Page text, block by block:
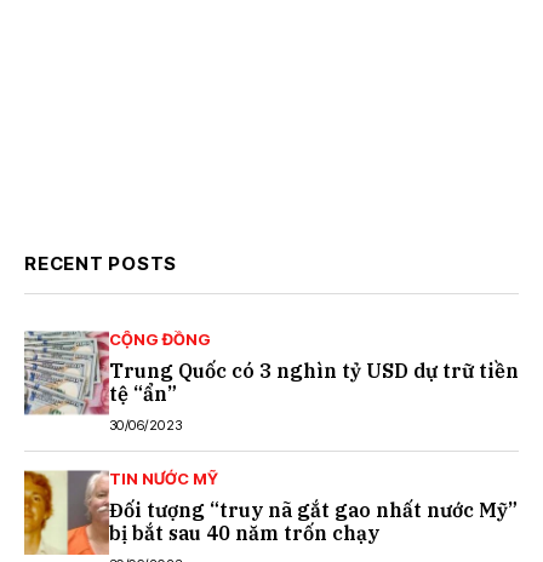
RECENT POSTS
CỘNG ĐỒNG
Trung Quốc có 3 nghìn tỷ USD dự trữ tiền
tệ “ẩn”
30/06/2023
TIN NƯỚC MỸ
Đối tượng “truy nã gắt gao nhất nước Mỹ”
bị bắt sau 40 năm trốn chạy